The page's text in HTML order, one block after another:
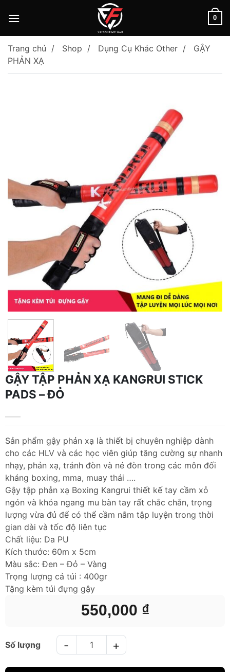
0
Trang chủ Shop Dụng Cụ Khác Other
GẬY
PHẢN XẠ
GẬY TẬP PHẢN XẠ KANGRUI STICK
PADS – ĐỎ
550,000 ₫
Sản phẩm gậy phản xạ là thiết bị chuyên nghiệp dành
cho các HLV và các học viên giúp tăng cường sự nhanh
nhạy, phản xạ, tránh đòn và né đòn trong các môn đối
kháng boxing, mma, muay thái ….
Gậy tập phản xạ Boxing Kangrui thiết kế tay cầm xỏ
ngón và khóa ngang mu bàn tay rất chắc chắn, trọng
lượng vừa đủ để có thể cầm nắm tập luyện trong thời
gian dài và tốc độ liên tục
Chất liệu: Da PU
Kích thước: 60m x 5cm
Màu sắc: Đen – Đỏ – Vàng
Trọng lượng cả túi : 400gr
Tặng kèm túi đựng gậy
GẬY TẬP PHẢN XẠ KANGRUI STICK PADS - ĐỎ số lượng